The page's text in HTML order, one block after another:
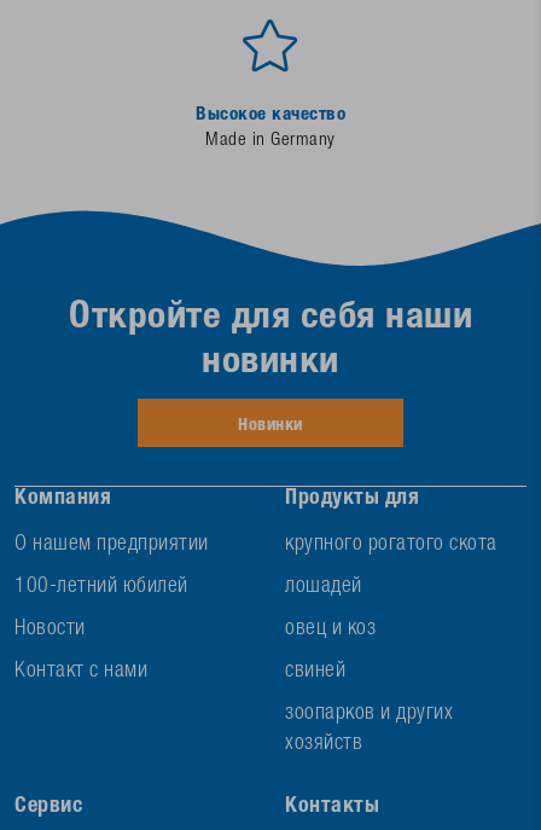
Высокое качество
Made in Germany
Компания
О нашем предприятии
100-летний юбилей
Новости
Контакт с нами
Продукты для
крупного рогатого скота
лошадей
овец и коз
свиней
зоопарков и других
хозяйств
Сервис Контакты
Откройте для себя наши
новинки
Новинки